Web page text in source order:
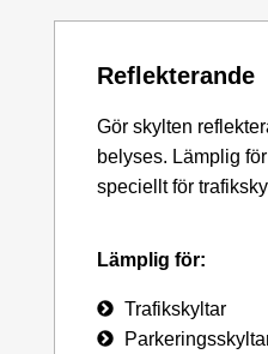
Reflekterande
Gör skylten
belyses. Lämplig
speciellt för
Lämplig för:
Trafikskyltar